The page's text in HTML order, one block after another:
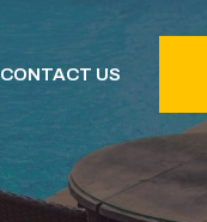
CONTACT US